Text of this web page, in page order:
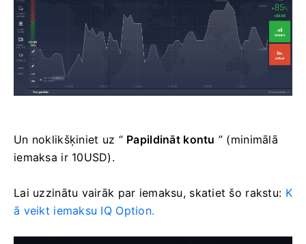
Un noklikšķiniet uz “ Papildināt kontu ” (minimālā
iemaksa ir 10USD).
Lai uzzinātu vairāk par iemaksu, skatiet šo rakstu: K
ā veikt iemaksu IQ Option.